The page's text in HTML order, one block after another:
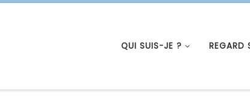
QUI SUIS-JE ? REGARD